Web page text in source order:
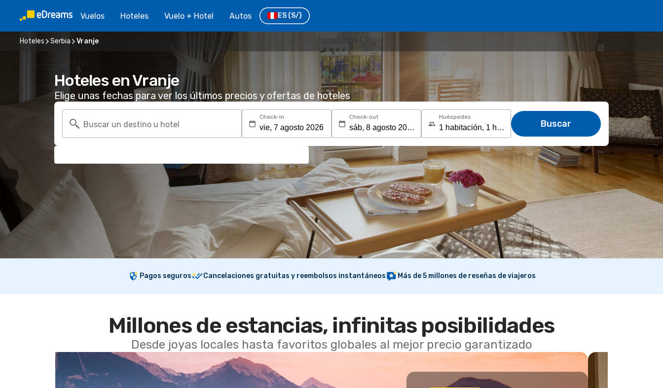
Vuelos Hoteles Vuelo + Hotel Autos ES (S/)
Hoteles Serbia Vranje
Hoteles en Vranje
Elige unas fechas para ver los últimos precios y ofertas de hoteles
Buscar un destino u hotel
Check-in Check-out Huéspedes
Buscar
Pagos seguros Cancelaciones gratuitas y reembolsos instantáneos Más de 5 millones de reseñas de viajeros
Millones de estancias, infinitas posibilidades
Desde joyas locales hasta favoritos globales al mejor precio garantizado